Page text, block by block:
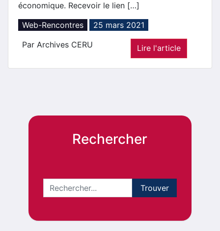
économique. Recevoir le lien […]
Web-Rencontres
25 mars 2021
Par Archives CERU
Lire l'article
Rechercher